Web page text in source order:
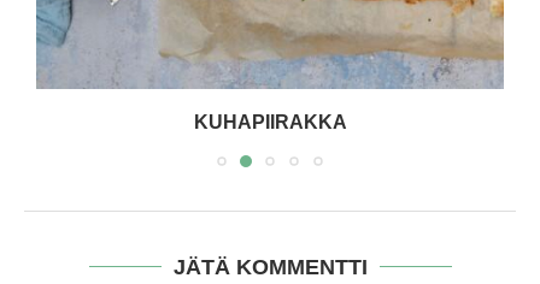
KUHAPIIRAKKA
JÄTÄ KOMMENTTI